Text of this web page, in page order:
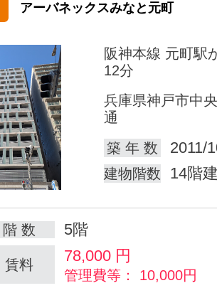
アーバネックスみなと元町
阪神本線 元町駅
12分
兵庫県神戸市中
通
築 年 数
2011/
建物階数 14階
階 数 5階
賃料 78,000 円
管理費等： 10,000円